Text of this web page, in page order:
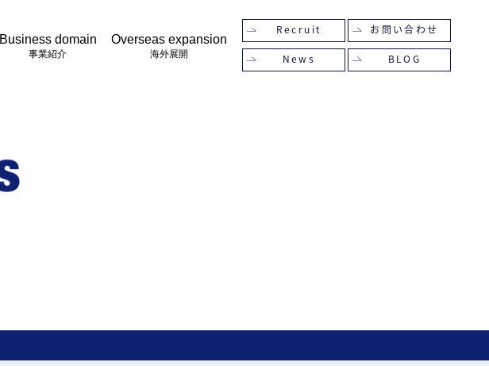
Business domain
事業紹介
Overseas expansion
海外展開
Recruit
News BLOG
お問い合わせ